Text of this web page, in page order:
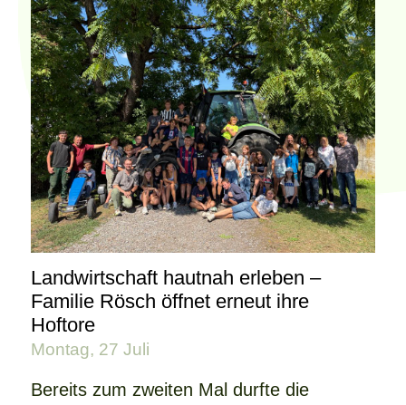
Landwirtschaft hautnah erleben –
Familie Rösch öffnet erneut ihre
Hoftore
Montag, 27 Juli
Bereits zum zweiten Mal durfte die